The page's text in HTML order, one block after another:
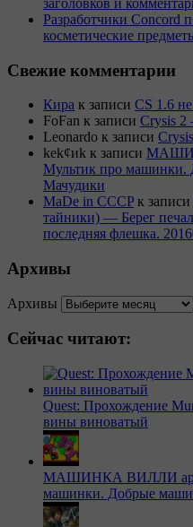
Разработчики Concord
косметические
Свежие комментарии
Кира к записи CS 1.6
FoFan к записи Crysis 2
Leonardo к записи
kek¢иk к записи
Мультик про машинки.
Мачудики
MaDe in CCCP к записи
тайники) — Берег
последняя флешка.
Архивы
Архивы
Сейчас читают:
Quest: Прохождение
вины виноватый
МАШИНКА ВИЛЛИ
машинки. Добрые